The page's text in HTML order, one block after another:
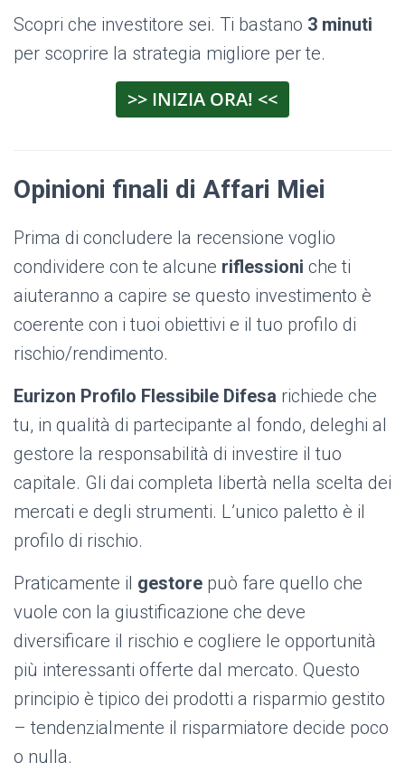
Scopri che investitore sei. Ti bastano 3 minuti
per scoprire la strategia migliore per te.
>> INIZIA ORA! <<
Opinioni finali di Affari Miei
Prima di concludere la recensione voglio
condividere con te alcune riflessioni che ti
aiuteranno a capire se questo investimento è
coerente con i tuoi obiettivi e il tuo profilo di
rischio/rendimento.
Eurizon Profilo Flessibile Difesa richiede che
tu, in qualità di partecipante al fondo, deleghi al
gestore la responsabilità di investire il tuo
capitale. Gli dai completa libertà nella scelta dei
mercati e degli strumenti. L’unico paletto è il
profilo di rischio.
Praticamente il gestore può fare quello che
vuole con la giustificazione che deve
diversificare il rischio e cogliere le opportunità
più interessanti offerte dal mercato. Questo
principio è tipico dei prodotti a risparmio gestito
– tendenzialmente il risparmiatore decide poco
o nulla.